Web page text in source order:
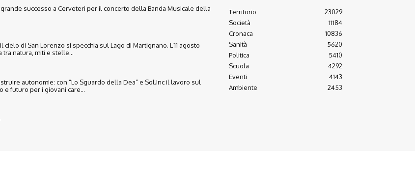
successo a Cerveteri per il concerto della Banda Musicale della
cielo di San Lorenzo si specchia sul Lago di Martignano. L’11 agosto
tra natura, miti e stelle...
autonomie: con “Lo Sguardo della Dea” e Sol.Inc il lavoro sul
e futuro per i giovani care...
Territorio
23029
Società
11184
Cronaca
10836
Sanità
5620
Politica
5410
Scuola
4292
Eventi
4143
Ambiente
2453